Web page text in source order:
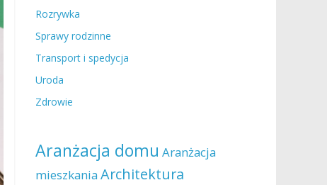
Rozrywka
Sprawy rodzinne
Transport i spedycja
Uroda
Zdrowie
Aranżacja domu Aranżacja
mieszkaniaArchitektura